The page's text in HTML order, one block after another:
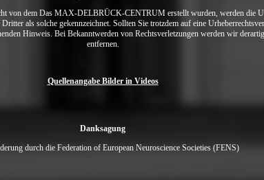
von dem Das MAX-DELBRÜCK-CENTRUM erstellt wurden, werden die
als solche gekennzeichnet. Sollten Sie trotzdem auf eine
Hinweis. Bei Bekanntwerden von Rechtsverletzungen werden wir
entfernen.
Quellenangabe Bilder in Videos
Danksagung
durch die Federation of European Neuroscience Societies (FENS)